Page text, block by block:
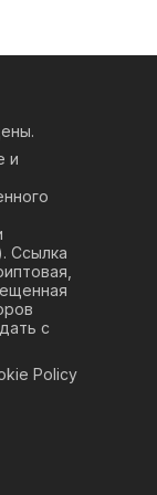
и
Ссылка
с
Policy